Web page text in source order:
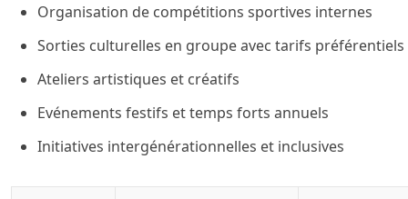
Organisation de compétitions sportives internes
Sorties culturelles en groupe avec tarifs préférentiels
Ateliers artistiques et créatifs
Evénements festifs et temps forts annuels
Initiatives intergénérationnelles et inclusives